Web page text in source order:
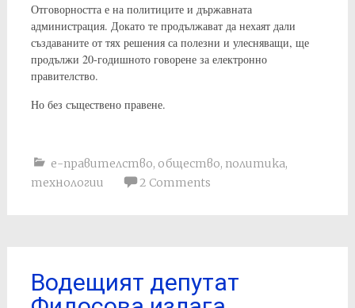
Отговорността е на политиците и държавната
администрация. Докато те продължават да нехаят дали
създаваните от тях решения са полезни и улесняващи, ще
продължи 20-годишното говорене за електронно
правителство.
Но без съществено правене.
е-правителство, общество, политика,
технологии
2 Comments
Водещият депутат